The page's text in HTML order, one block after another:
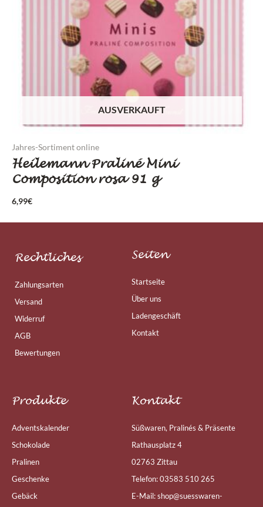
AUSVERKAUFT
Jahres-Sortiment online
Heilemann Praliné Mini
Composition rosa 91 g
6,99€
Rechtliches
Zahlungsarten
Versand
Widerruf
AGB
Bewertungen
Seiten
Startseite
Über uns
Ladengeschäft
Kontakt
Produkte
Adventskalender
Schokolade
Pralinen
Geschenke
Gebäck
Kontakt
Süßwaren, Pralinés & Präsente
Rathausplatz 4
02763 Zittau
Telefon: 03583 510 265
E-Mail: shop@suesswaren-